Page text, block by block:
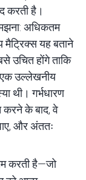
करती है।
अधिकतम
मैट्रिक्स यह बताने
उचित होंगे ताकि
एक उल्लेखनीय
थी। गर्भधारण
करने के बाद, वे
और अंततः
करती है—जो